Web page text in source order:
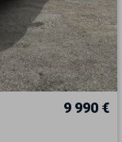
9 990 €